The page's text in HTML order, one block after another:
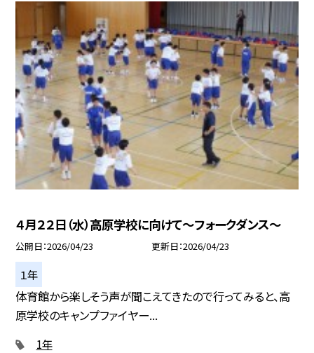
４月２２日（水）高原学校に向けて～フォークダンス～
公開日 2026/04/23 更新日 2026/04/23
１年
体育館から楽しそう声が聞こえてきたので行ってみると、高
原学校のキャンプファイヤー...
1年